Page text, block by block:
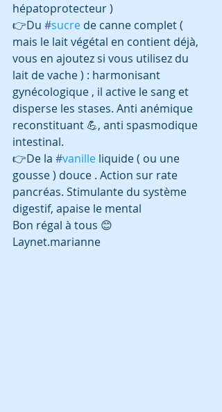
hépatoprotecteur )
👉Du #sucre de canne complet (
mais le lait végétal en contient déjà,
vous en ajoutez si vous utilisez du
lait de vache ) : harmonisant
gynécologique , il active le sang et
disperse les stases. Anti anémique
reconstituant 💪, anti spasmodique
intestinal.
👉De la #vanille liquide ( ou une
gousse ) douce . Action sur rate
pancréas. Stimulante du système
digestif, apaise le mental
Bon régal à tous 😊
Laynet.marianne